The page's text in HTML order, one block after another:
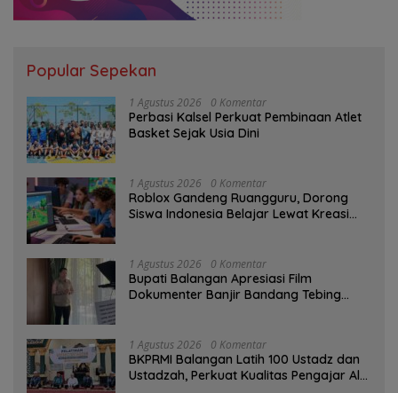
Popular Sepekan
1 Agustus 2026 0 Komentar
Perbasi Kalsel Perkuat Pembinaan Atlet
Basket Sejak Usia Dini
1 Agustus 2026 0 Komentar
Roblox Gandeng Ruangguru, Dorong
Siswa Indonesia Belajar Lewat Kreasi
1 Agustus 2026 0 Komentar
Bupati Balangan Apresiasi Film
Dokumenter Banjir Bandang Tebing
1 Agustus 2026 0 Komentar
BKPRMI Balangan Latih 100 Ustadz dan
Ustadzah, Perkuat Kualitas Pengajar Al-